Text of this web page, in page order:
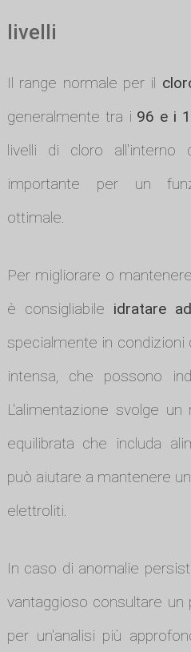
livelli
Il range normale per il
generalmente tra i 96 e i
livelli di cloro all'interno
importante per un
ottimale.
Per migliorare o
è consigliabile idratare
specialmente in
intensa, che possono
L'alimentazione svolge
equilibrata che includa
può aiutare a mantenere
elettroliti.
In caso di anomalie
vantaggioso consultare
per un'analisi più